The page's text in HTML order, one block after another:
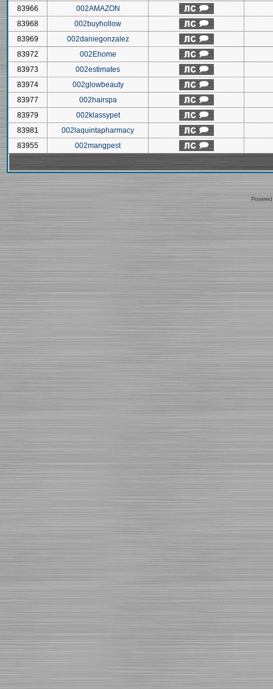
83966
002AMAZON
83968
002buyhollow
83969
002daniegonzalez
83972
002Ehome
83973
002estimates
83974
002glowbeauty
83977
002hairspa
83979
002klassypet
83981
002laquintapharmacy
83955
002mangpest